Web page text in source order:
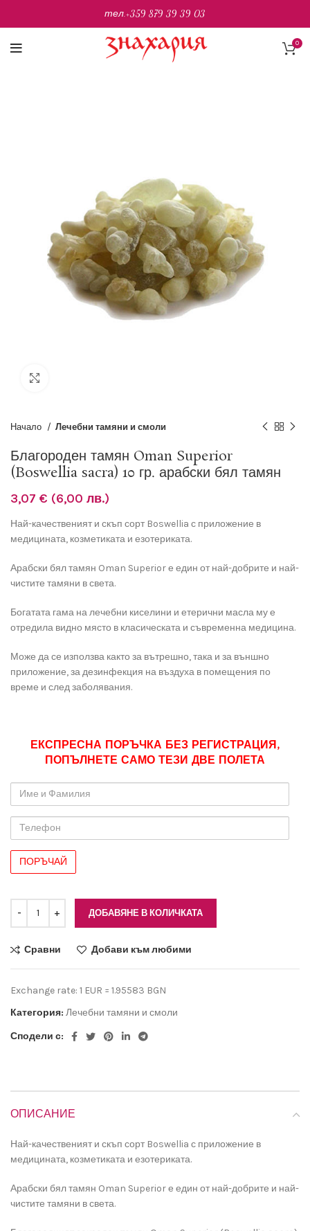
0
Начало Лечебни тамяни и смоли
Благороден тамян Oman Superior
(Boswellia sacra) 10 гр. арабски бял тамян
3,07 € (6,00 лв.)
Най-качественият и скъп сорт Boswellia с приложение в
медицината, козметиката и езотериката.
Арабски бял тамян Oman Superior е един от най-добрите и най-
чистите тамяни в света.
Богатата гама на лечебни киселини и етерични масла му е
отредила видно място в класическата и съвременна медицина.
Може да се използва както за вътрешно, така и за външно
приложение, за дезинфекция на въздуха в помещения по
време и след заболявания.
ЕКСПРЕСНА ПОРЪЧКА БЕЗ РЕГИСТРАЦИЯ,
ПОПЪЛНЕТЕ САМО ТЕЗИ ДВЕ ПОЛЕТА
Име
и
Фамилия
Телефон
ДОБАВЯНЕ В КОЛИЧКАТА
Сравни Добави към любими
Exchange rate: 1 EUR = 1.95583 BGN
Категория: Лечебни тамяни и смоли
Сподели с:
ОПИСАНИЕ
Най-качественият и скъп сорт Boswellia с приложение в
медицината, козметиката и езотериката.
Арабски бял тамян Oman Superior е един от най-добрите и най-
чистите тамяни в света.
тел.+359 879 39 39 03